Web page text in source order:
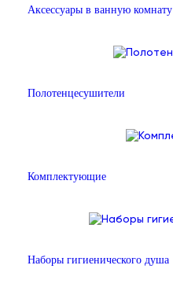
Аксессуары в ванную комнату
Полотенцесушители
Комплектующие
Наборы гигиенического душа